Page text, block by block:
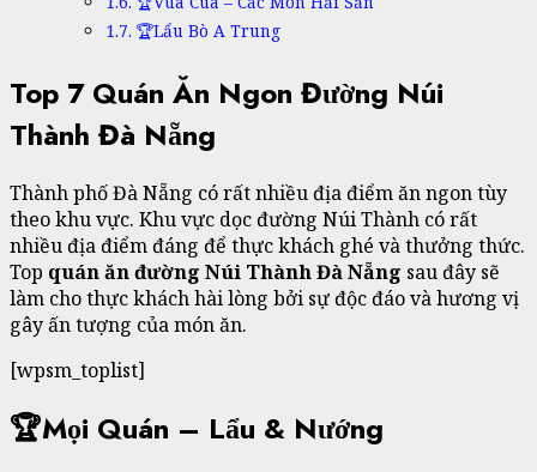
🏆Lẩu Bò A Trung
Top 7 Quán Ăn Ngon Đường Núi
Thành Đà Nẵng
Thành phố Đà Nẵng có rất nhiều địa điểm ăn ngon tùy
theo khu vực. Khu vực dọc đường Núi Thành có rất
nhiều địa điểm đáng để thực khách ghé và thưởng thức.
Top quán ăn đường Núi Thành Đà Nẵng sau đây sẽ
làm cho thực khách hài lòng bởi sự độc đáo và hương vị
gây ấn tượng của món ăn.
[wpsm_toplist]
🏆Mọi Quán – Lẩu & Nướng